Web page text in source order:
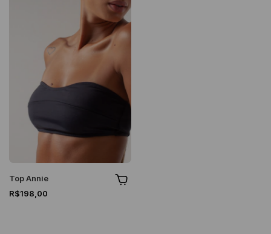
Top Annie
R$198,00